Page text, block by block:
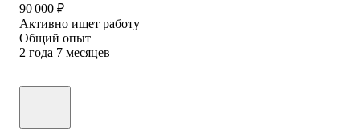
90 000 ₽
Активно ищет работу
Общий опыт
2 года 7 месяцев